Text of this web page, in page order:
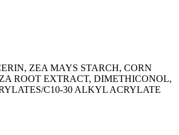
ZEA MAYS STARCH, CORN
ROOT EXTRACT, DIMETHICONOL,
C10-30 ALKYL ACRYLATE